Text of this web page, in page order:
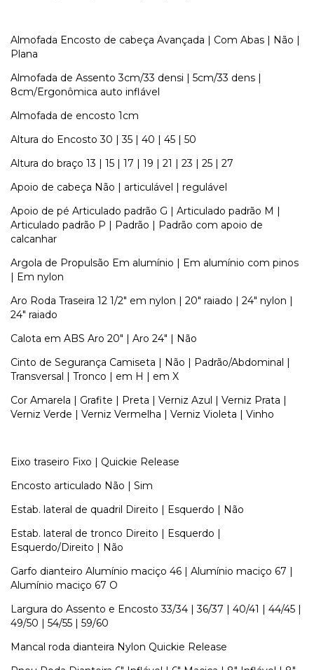
Almofada Encosto de cabeça Avançada | Com Abas | Não |
Plana
Almofada de Assento 3cm/33 densi | 5cm/33 dens |
8cm/Ergonômica auto inflável
Almofada de encosto 1cm
Altura do Encosto 30 | 35 | 40 | 45 | 50
Altura do braço 13 | 15 | 17 | 19 | 21 | 23 | 25 | 27
Apoio de cabeça Não | articulável | regulável
Apoio de pé Articulado padrão G | Articulado padrão M |
Articulado padrão P | Padrão | Padrão com apoio de
calcanhar
Argola de Propulsão Em alumínio | Em alumínio com pinos
| Em nylon
Aro Roda Traseira 12 1/2" em nylon | 20" raiado | 24" nylon |
24" raiado
Calota em ABS Aro 20" | Aro 24" | Não
Cinto de Segurança Camiseta | Não | Padrão/Abdominal |
Transversal | Tronco | em H | em X
Cor Amarela | Grafite | Preta | Verniz Azul | Verniz Prata |
Verniz Verde | Verniz Vermelha | Verniz Violeta | Vinho
Eixo traseiro Fixo | Quickie Release
Encosto articulado Não | Sim
Estab. lateral de quadril Direito | Esquerdo | Não
Estab. lateral de tronco Direito | Esquerdo |
Esquerdo/Direito | Não
Garfo dianteiro Alumínio maciço 46 | Alumínio maciço 67 |
Alumínio maciço 67 O
Largura do Assento e Encosto 33/34 | 36/37 | 40/41 | 44/45 |
49/50 | 54/55 | 59/60
Mancal roda dianteira Nylon Quickie Release